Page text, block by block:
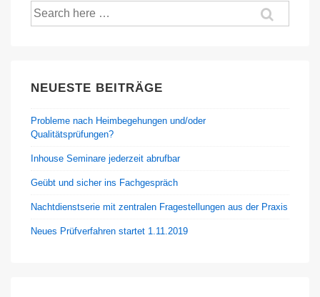
Suche
nach:
NEUESTE BEITRÄGE
Probleme nach Heimbegehungen und/oder
Qualitätsprüfungen?
Inhouse Seminare jederzeit abrufbar
Geübt und sicher ins Fachgespräch
Nachtdienstserie mit zentralen Fragestellungen aus der Praxis
Neues Prüfverfahren startet 1.11.2019